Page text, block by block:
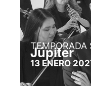
Júpiter
13 ENERO